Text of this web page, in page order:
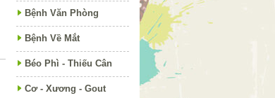
Bệnh Văn Phòng
Bệnh Về Mắt
Béo Phì - Thiếu Cân
Cơ - Xương - Gout